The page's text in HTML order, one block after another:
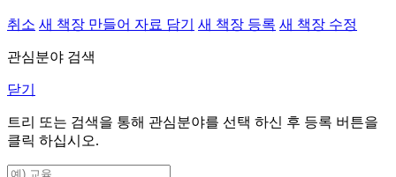
취소 새 책장 만들어 자료 담기 새 책장 등록 새 책장 수정
관심분야 검색
닫기
트리 또는 검색을 통해 관심분야를 선택 하신 후 등록 버튼을
클릭 하십시오.